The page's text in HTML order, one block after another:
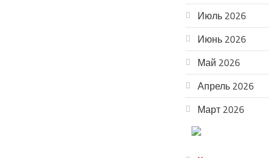
Июль 2026
Июнь 2026
Май 2026
Апрель 2026
Март 2026